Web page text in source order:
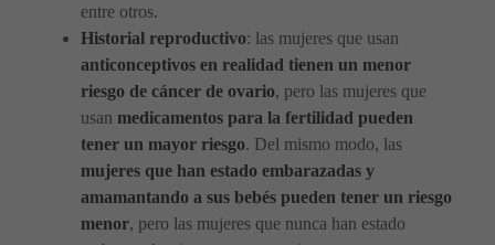
entre otros.
Historial reproductivo: las mujeres que usan
anticonceptivos en realidad tienen un menor
riesgo de cáncer de ovario, pero las mujeres que
usan medicamentos para la fertilidad pueden
tener un mayor riesgo. Del mismo modo, las
mujeres que han estado embarazadas y
amamantando a sus bebés pueden tener un riesgo
menor, pero las mujeres que nunca han estado